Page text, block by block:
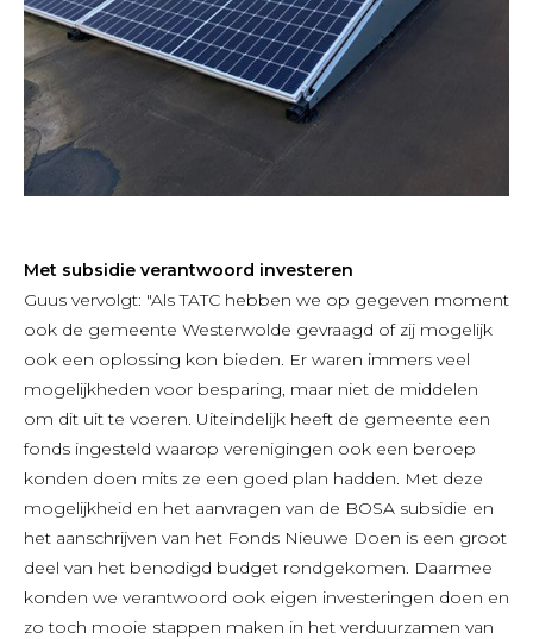
Met subsidie verantwoord investeren
Guus vervolgt: "Als TATC hebben we op gegeven moment
ook de gemeente Westerwolde gevraagd of zij mogelijk
ook een oplossing kon bieden. Er waren immers veel
mogelijkheden voor besparing, maar niet de middelen
om dit uit te voeren. Uiteindelijk heeft de gemeente een
fonds ingesteld waarop verenigingen ook een beroep
konden doen mits ze een goed plan hadden. Met deze
mogelijkheid en het aanvragen van de BOSA subsidie en
het aanschrijven van het Fonds Nieuwe Doen is een groot
deel van het benodigd budget rondgekomen. Daarmee
konden we verantwoord ook eigen investeringen doen en
zo toch mooie stappen maken in het verduurzamen van